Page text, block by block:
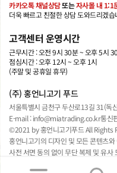
카카오톡 채널상담또는자사몰 내 1:1
더욱 빠르고 친절한 상담 도와드리겠습
고객센터 운영시간
근무시간 : 오전 9시 30분 ~ 오후 5시
점심시간 : 오후 12시 ~ 오후 1시
(주말 및 공휴일 휴무)
(주) 홍언니고기 푸드
서울특별시 금천구 두산로13길 31(독
E-mail : info@miatrading.co.kr통신
©2021 by 홍언니고기푸드 All Rights
홍언니고기의 디자인 및 모든 콘텐츠
사전 서면 동의 없이 무단 복제 및 유사